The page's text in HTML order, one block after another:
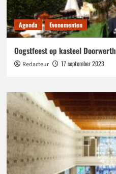
Agenda Evenementen
Oogstfeest op kasteel Doorwerth
Redacteur 17 september 2023